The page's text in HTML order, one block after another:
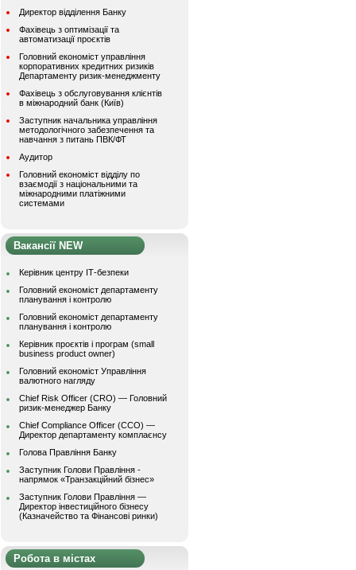
Директор відділення Банку
Фахівець з оптимізації та
автоматизації проєктів
Головний економіст управління
корпоративних кредитних ризиків
Департаменту ризик-менеджменту
Фахівець з обслуговування клієнтів
в міжнародний банк (Київ)
Заступник начальника управління
методологічного забезпечення та
навчання з питань ПВК/ФТ
Аудитор
Головний економіст відділу по
взаємодії з національними та
міжнародними платіжними
системами
Вакансії NEW
Керівник центру ІТ-безпеки
Головний економіст департаменту
планування і контролю
Головний економіст департаменту
планування і контролю
Керівник проєктів і програм (small
business product owner)
Головний економіст Управління
валютного нагляду
Chief Risk Officer (CRO) — Головний
ризик-менеджер Банку
Chief Compliance Officer (CCO) —
Директор департаменту комплаєнсу
Голова Правління Банку
Заступник Голови Правління -
напрямок «Транзакційний бізнес»
Заступник Голови Правління —
Директор інвестиційного бізнесу
(Казначейство та Фінансові ринки)
Робота в містах